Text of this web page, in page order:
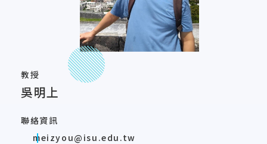
教授
吳明上
聯絡資訊
meizyou@isu.edu.tw